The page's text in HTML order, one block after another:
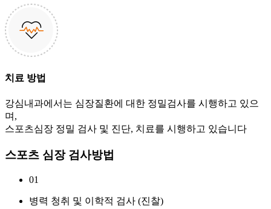
치료 방법
강심내과에서는 심장질환에 대한 정밀검사를 시행하고 있으
며,
스포츠심장 정밀 검사 및 진단, 치료를 시행하고 있습니다
스포츠 심장 검사방법
01
병력 청취 및 이학적 검사 (진찰)